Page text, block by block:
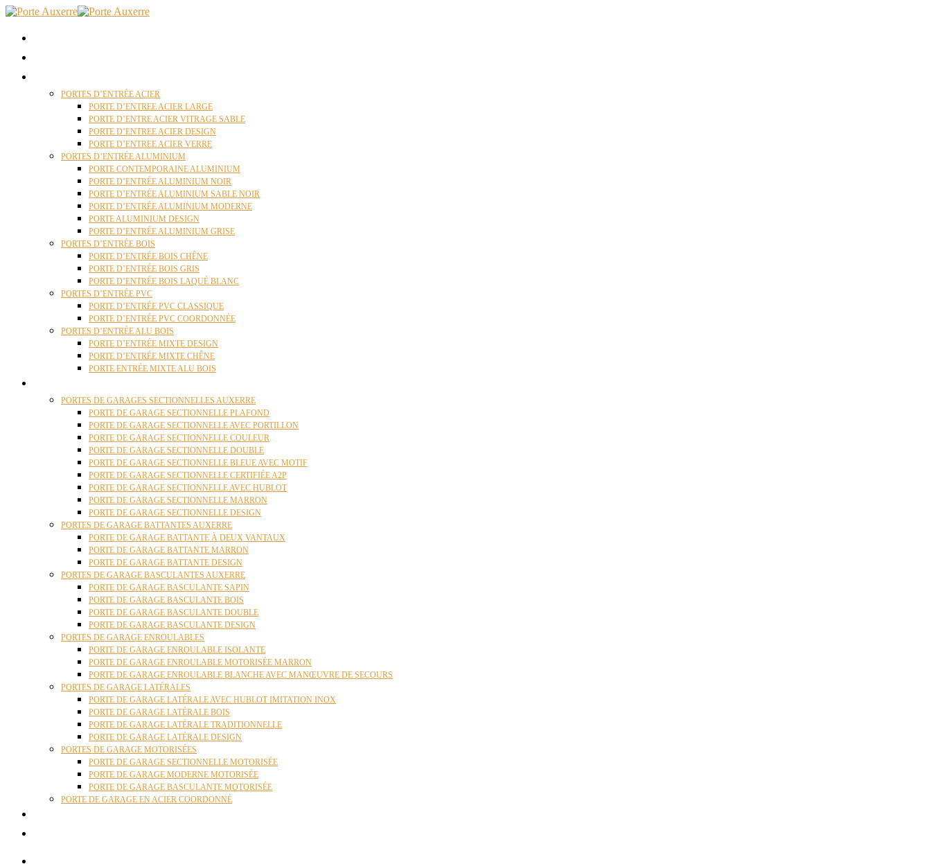
PORTES D’ENTRÉE ACIER
PORTE D’ENTREE ACIER LARGE
PORTE D’ENTRE ACIER VITRAGE SABLE
PORTE D’ENTREE ACIER DESIGN
PORTE D’ENTREE ACIER VERRE
PORTES D’ENTRÉE ALUMINIUM
PORTE CONTEMPORAINE ALUMINIUM
PORTE D’ENTRÉE ALUMINIUM NOIR
PORTE D’ENTRÉE ALUMINIUM SABLE NOIR
PORTE D’ENTRÉE ALUMINIUM MODERNE
PORTE ALUMINIUM DESIGN
PORTE D’ENTRÉE ALUMINIUM GRISE
PORTES D’ENTRÉE BOIS
PORTE D’ENTRÉE BOIS CHÊNE
PORTE D’ENTRÉE BOIS GRIS
PORTE D’ENTRÉE BOIS LAQUÉ BLANC
PORTES D’ENTRÉE PVC
PORTE D’ENTRÉE PVC CLASSIQUE
PORTE D’ENTRÉE PVC COORDONNÉE
PORTES D’ENTRÉE ALU BOIS
PORTE D’ENTRÉE MIXTE DESIGN
PORTE D’ENTRÉE MIXTE CHÊNE
PORTE ENTRÉE MIXTE ALU BOIS
PORTES DE GARAGES SECTIONNELLES AUXERRE
PORTE DE GARAGE SECTIONNELLE PLAFOND
PORTE DE GARAGE SECTIONNELLE AVEC PORTILLON
PORTE DE GARAGE SECTIONNELLE COULEUR
PORTE DE GARAGE SECTIONNELLE DOUBLE
PORTE DE GARAGE SECTIONNELLE BLEUE AVEC MOTIF
PORTE DE GARAGE SECTIONNELLE CERTIFIÉE A2P
PORTE DE GARAGE SECTIONNELLE AVEC HUBLOT
PORTE DE GARAGE SECTIONNELLE MARRON
PORTE DE GARAGE SECTIONNELLE DESIGN
PORTES DE GARAGE BATTANTES AUXERRE
PORTE DE GARAGE BATTANTE À DEUX VANTAUX
PORTE DE GARAGE BATTANTE MARRON
PORTE DE GARAGE BATTANTE DESIGN
PORTES DE GARAGE BASCULANTES AUXERRE
PORTE DE GARAGE BASCULANTE SAPIN
PORTE DE GARAGE BASCULANTE BOIS
PORTE DE GARAGE BASCULANTE DOUBLE
PORTE DE GARAGE BASCULANTE DESIGN
PORTES DE GARAGE ENROULABLES
PORTE DE GARAGE ENROULABLE ISOLANTE
PORTE DE GARAGE ENROULABLE MOTORISÉE MARRON
PORTE DE GARAGE ENROULABLE BLANCHE AVEC MANŒUVRE DE SECOURS
PORTES DE GARAGE LATÉRALES
PORTE DE GARAGE LATÉRALE AVEC HUBLOT IMITATION INOX
PORTE DE GARAGE LATÉRALE BOIS
PORTE DE GARAGE LATÉRALE TRADITIONNELLE
PORTE DE GARAGE LATÉRALE DESIGN
PORTES DE GARAGE MOTORISÉES
PORTE DE GARAGE SECTIONNELLE MOTORISÉE
PORTE DE GARAGE MODERNE MOTORISÉE
PORTE DE GARAGE BASCULANTE MOTORISÉE
PORTE DE GARAGE EN ACIER COORDONNÉ